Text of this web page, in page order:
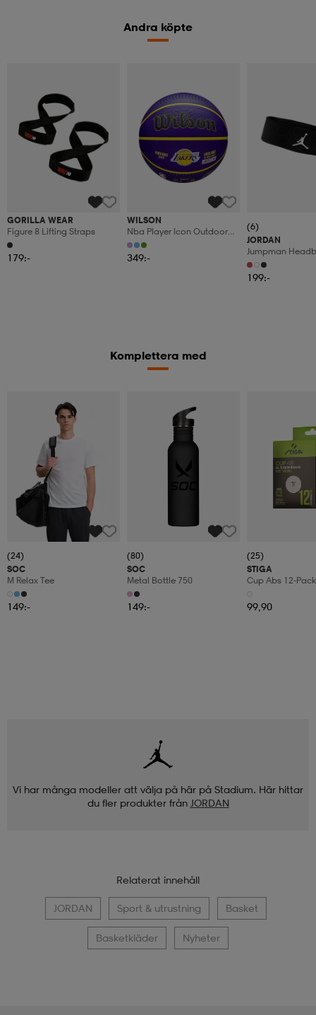
Andra köpte
GORILLA WEAR
Figure 8 Lifting Straps
179:-
WILSON
Nba Player Icon Outdoor
Bskt
349:-
(6)
JORDAN
Jumpman
199:-
Komplettera med
(24)
SOC
M Relax Tee
149:-
(80)
SOC
Metal Bottle 750
149:-
(25)
STIGA
Cup Abs 12-Pack
99,90
Vi har många modeller att välja på här på Stadium. Här hittar
du fler produkter från JORDAN
Relaterat innehåll
JORDAN Sport & utrustning Basket
Basketkläder Nyheter